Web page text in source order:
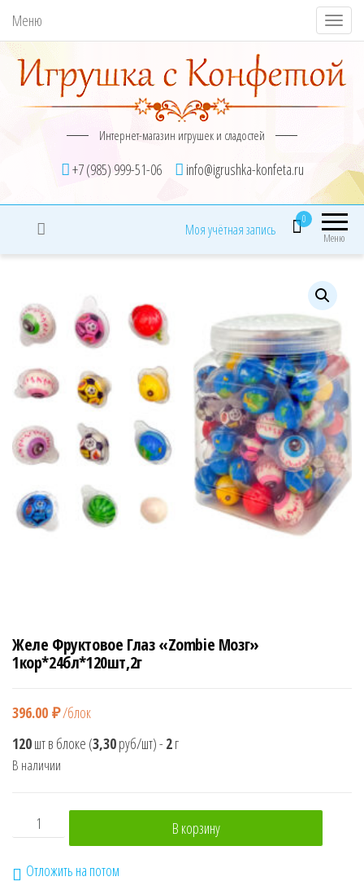
Меню
П
о
к
ь
/
С
ы
т
ь
н
а
в
и
г
а
ц
Интернет-магазин игрушек и сладостей
+7 (985) 999-51-06 info@igrushka-konfeta.ru
Меню
0
Моя учётная запись
Желе Фруктовое Глаз «Zombie Мозг»
1кор*24бл*120шт,2г
396.00 ₽/блок
120шт в блоке (3,30руб/шт)- 2г
В наличии
Количество товара Желе Фруктовое Глаз "Zombie
В корзину
Отложить на потом